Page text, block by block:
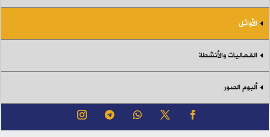
الأوائل
الفعاليات والأنشطة
ألبوم الصور